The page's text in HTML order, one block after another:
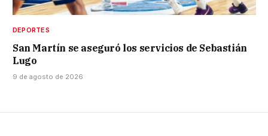
DEPORTES
San Martín se aseguró los servicios de Sebastián
Lugo
9 de agosto de 2026